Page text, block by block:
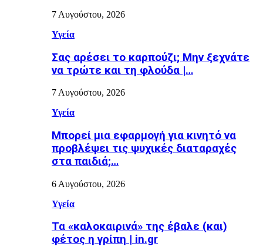
7 Αυγούστου, 2026
Υγεία
Σας αρέσει το καρπούζι; Μην ξεχνάτε
να τρώτε και τη φλούδα |…
7 Αυγούστου, 2026
Υγεία
Μπορεί μια εφαρμογή για κινητό να
προβλέψει τις ψυχικές διαταραχές
στα παιδιά;…
6 Αυγούστου, 2026
Υγεία
Τα «καλοκαιρινά» της έβαλε (και)
φέτος η γρίπη | in.gr